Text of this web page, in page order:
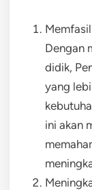
Dengan
didik,
yang
ini akan